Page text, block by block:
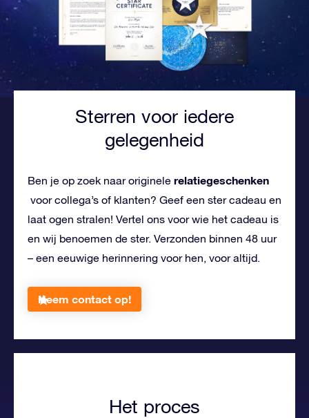
Sterren voor iedere
gelegenheid
Ben je op zoek naar originele relatiegeschenken
voor collega’s of klanten? Geef een ster cadeau en
laat ogen stralen! Vertel ons voor wie het cadeau is
en wij benoemen de ster. Verzonden binnen 48 uur
– een eeuwige herinnering voor hen, voor altijd.
Neem contact op!
Het proces